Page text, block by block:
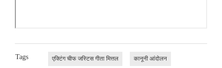
Tags एक्टिंग चीफ जस्टिस गीता मित्तल कानूनी आंदोलन